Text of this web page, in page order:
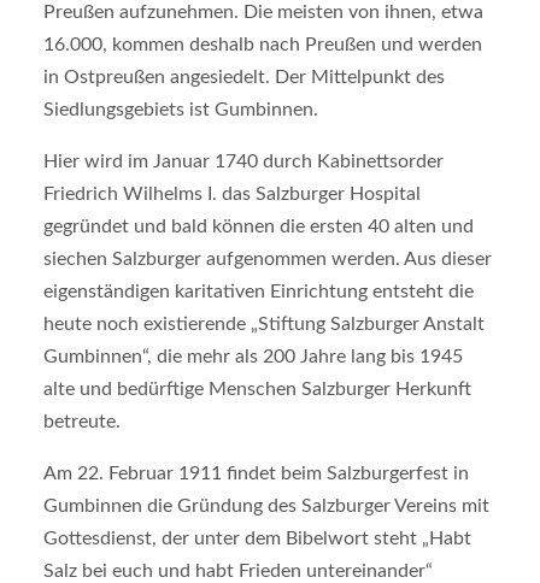
Preußen aufzunehmen. Die meisten von ihnen, etwa
16.000, kommen deshalb nach Preußen und werden
in Ostpreußen angesiedelt. Der Mittelpunkt des
Siedlungsgebiets ist Gumbinnen.
Hier wird im Januar 1740 durch Kabinettsorder
Friedrich Wilhelms I. das Salzburger Hospital
gegründet und bald können die ersten 40 alten und
siechen Salzburger aufgenommen werden. Aus dieser
eigenständigen karitativen Einrichtung entsteht die
heute noch existierende „Stiftung Salzburger Anstalt
Gumbinnen“, die mehr als 200 Jahre lang bis 1945
alte und bedürftige Menschen Salzburger Herkunft
betreute.
Am 22. Februar 1911 findet beim Salzburgerfest in
Gumbinnen die Gründung des Salzburger Vereins mit
Gottesdienst, der unter dem Bibelwort steht „Habt
Salz bei euch und habt Frieden untereinander“